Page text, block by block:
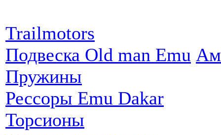
Trailmotors
Подвеска Old man Emu
Пружины
Рессоры Emu Dakar
Торсионы